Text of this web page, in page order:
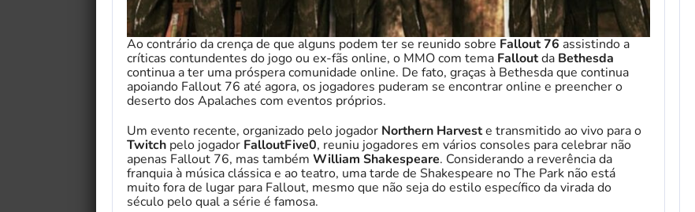
Ao contrário da crença de que alguns podem ter se reunido sobre Fallout 76 assistindo a
críticas contundentes do jogo ou ex-fãs online, o MMO com tema Falloutda Bethesda
continua a ter uma próspera comunidade online. De fato, graças à Bethesda que continua
apoiando Fallout 76 até agora, os jogadores puderam se encontrar online e preencher o
deserto dos Apalaches com eventos próprios.
Um evento recente, organizado pelo jogador Northern Harveste transmitido ao vivo para o
Twitch pelo jogador FalloutFive0, reuniu jogadores em vários consoles para celebrar não
apenas Fallout 76, mas também William Shakespeare. Considerando a reverência da
franquia à música clássica e ao teatro, uma tarde de Shakespeare no The Park não está
muito fora de lugar para Fallout, mesmo que não seja do estilo específico da virada do
século pelo qual a série é famosa.